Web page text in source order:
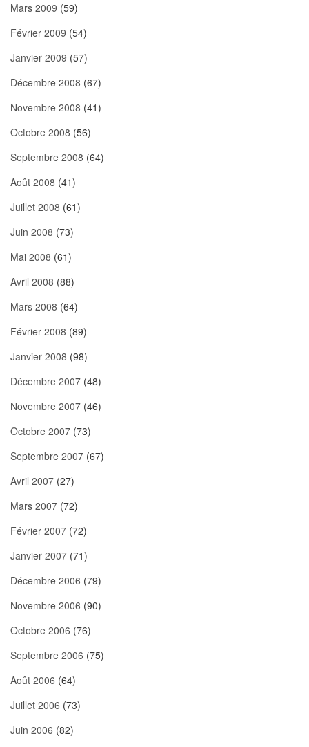
Mars 2009 (59)
Février 2009 (54)
Janvier 2009 (57)
Décembre 2008 (67)
Novembre 2008 (41)
Octobre 2008 (56)
Septembre 2008 (64)
Août 2008 (41)
Juillet 2008 (61)
Juin 2008 (73)
Mai 2008 (61)
Avril 2008 (88)
Mars 2008 (64)
Février 2008 (89)
Janvier 2008 (98)
Décembre 2007 (48)
Novembre 2007 (46)
Octobre 2007 (73)
Septembre 2007 (67)
Avril 2007 (27)
Mars 2007 (72)
Février 2007 (72)
Janvier 2007 (71)
Décembre 2006 (79)
Novembre 2006 (90)
Octobre 2006 (76)
Septembre 2006 (75)
Août 2006 (64)
Juillet 2006 (73)
Juin 2006 (82)